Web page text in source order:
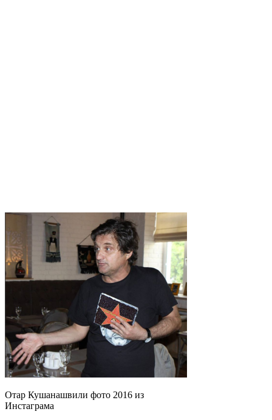
Отар Кушанашвили фото 2016 из
Инстаграма